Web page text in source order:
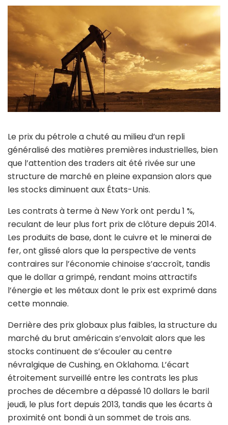
Le prix du pétrole a chuté au milieu d’un repli
généralisé des matières premières industrielles, bien
que l’attention des traders ait été rivée sur une
structure de marché en pleine expansion alors que
les stocks diminuent aux États-Unis.
Les contrats à terme à New York ont perdu 1 %,
reculant de leur plus fort prix de clôture depuis 2014.
Les produits de base, dont le cuivre et le minerai de
fer, ont glissé alors que la perspective de vents
contraires sur l’économie chinoise s’accroît, tandis
que le dollar a grimpé, rendant moins attractifs
l’énergie et les métaux dont le prix est exprimé dans
cette monnaie.
Derrière des prix globaux plus faibles, la structure du
marché du brut américain s’envolait alors que les
stocks continuent de s’écouler au centre
névralgique de Cushing, en Oklahoma. L’écart
étroitement surveillé entre les contrats les plus
proches de décembre a dépassé 10 dollars le baril
jeudi, le plus fort depuis 2013, tandis que les écarts à
proximité ont bondi à un sommet de trois ans.